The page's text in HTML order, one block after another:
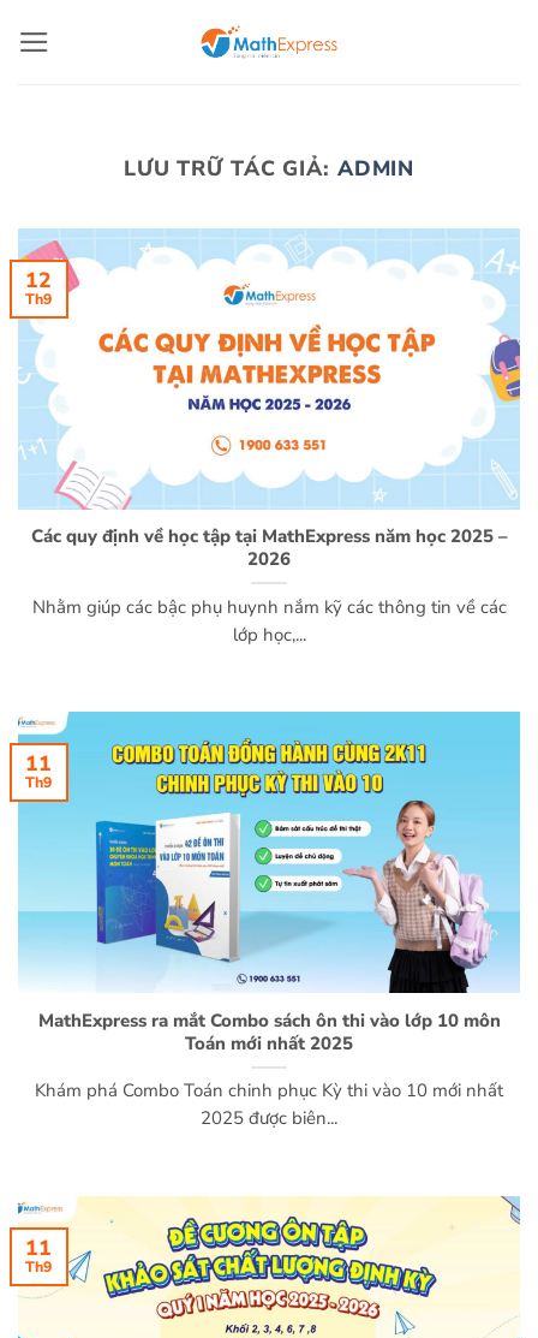
qua
LƯU TRỮ TÁC GIẢ: ADMIN
Các quy định về học tập tại MathExpress năm học 2025 –
2026
Nhằm giúp các bậc phụ huynh nắm kỹ các thông tin về các
lớp học,...
12
Th9
MathExpress ra mắt Combo sách ôn thi vào lớp 10 môn
Toán mới nhất 2025
Khám phá Combo Toán chinh phục Kỳ thi vào 10 mới nhất
2025 được biên...
11
Th9
11
Th9